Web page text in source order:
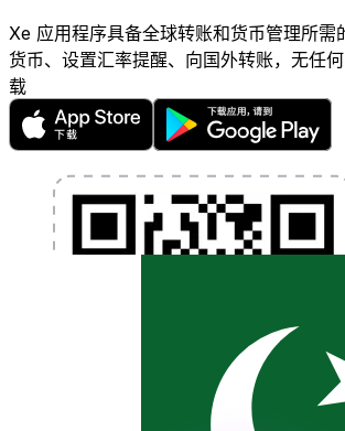
Xe 应用程序具备全球转账和货币管理所需
货币、设置汇率提醒、向国外转账，无任
载